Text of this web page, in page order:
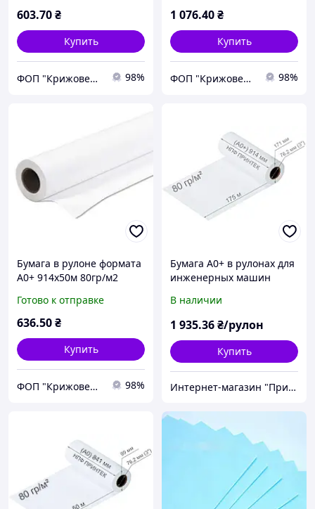
603.70₴
Купить
ФОП "Крижовець" 98%
1 076.40₴
Купить
ФОП "Крижовець" 98%
Бумага в рулоне формата
А0+ 914х50м 80гр/м2
Готово к отправке
636.50₴
Купить
ФОП "Крижовець" 98%
Бумага А0+ в рулонах для
инженерных машин
В наличии
1 935.36₴/рулон
Купить
Интернет-магазин "Принтек"